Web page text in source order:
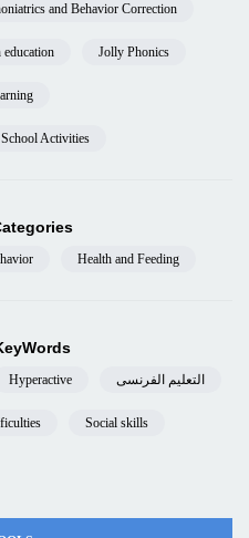
and Behavior Correction
education Jolly Phonics
Activities
Health and Feeding
Hyperactive التعليم الفرنسى
Social skills